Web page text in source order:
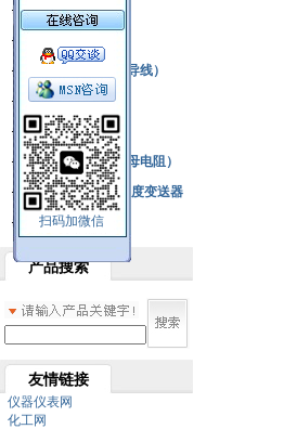
扫码加微信
热电偶
热电偶补偿电缆（导线）
振动传感器
热电阻
铂热电阻元件（云母电阻）
SBW系列一体化温度变送器
双金属温度计
产品搜索
友情链接
仪器仪表网
化工网